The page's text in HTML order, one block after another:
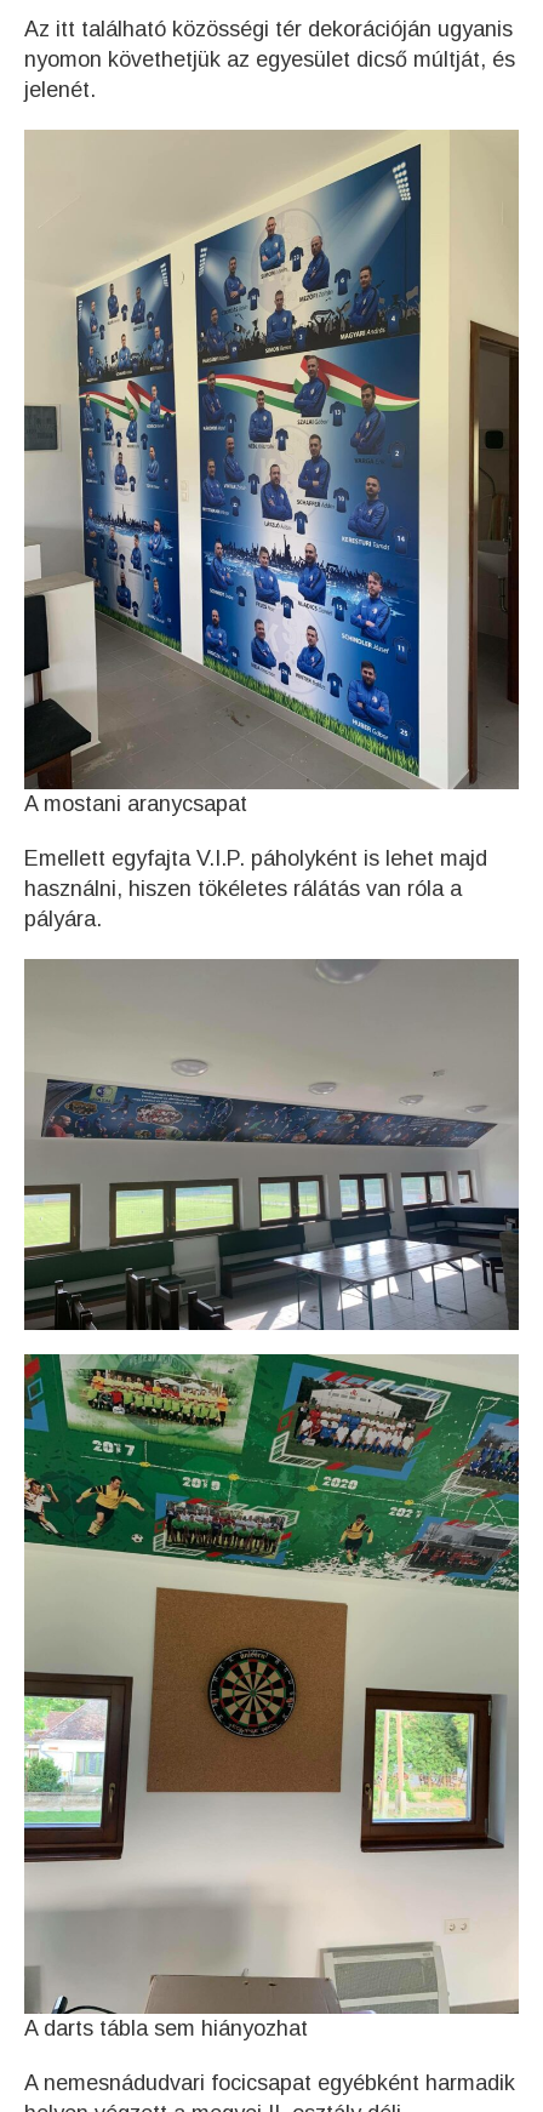
Az itt található közösségi tér dekorációján ugyanis
nyomon követhetjük az egyesület dicső múltját, és
jelenét.
A mostani aranycsapat
Emellett egyfajta V.I.P. páholyként is lehet majd
használni, hiszen tökéletes rálátás van róla a
pályára.
A darts tábla sem hiányozhat
A nemesnádudvari focicsapat egyébként harmadik